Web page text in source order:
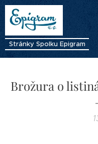
Stránky Spolku Epigram
Brožura o